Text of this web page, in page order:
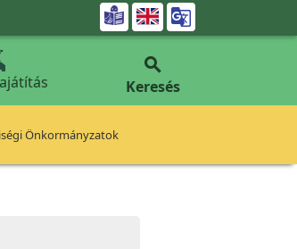


Keresés
Önkormányzatok